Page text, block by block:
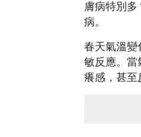
膚病特別
病。
春天氣溫變
敏反應。當
癢感，甚至